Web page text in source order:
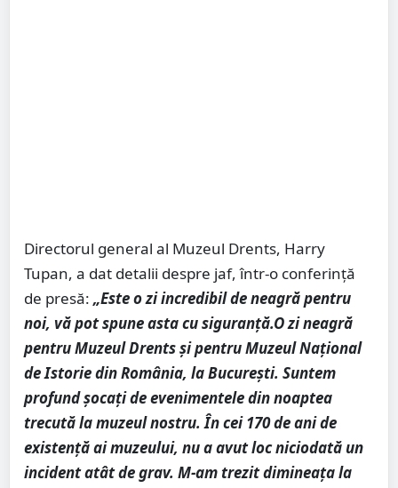
Directorul general al Muzeul Drents, Harry
Tupan, a dat detalii despre jaf, într-o conferință
de presă: „Este o zi incredibil de neagră pentru
noi, vă pot spune asta cu siguranță.O zi neagră
pentru Muzeul Drents și pentru Muzeul Național
de Istorie din România, la București. Suntem
profund șocați de evenimentele din noaptea
trecută la muzeul nostru. În cei 170 de ani de
existență ai muzeului, nu a avut loc niciodată un
incident atât de grav. M-am trezit dimineața la